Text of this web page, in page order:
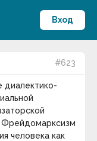
Вход
#623
Фрейдомарксизм
человека как